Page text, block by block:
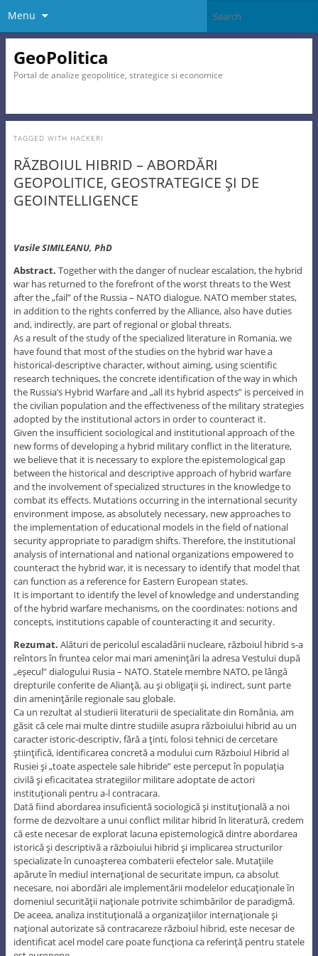
Menu
GeoPolitica
Portal de analize geopolitice, strategice si economice
TAGGED WITH HACKERI
RĂZBOIUL HIBRID – ABORDĂRI
GEOPOLITICE, GEOSTRATEGICE ŞI DE
GEOINTELLIGENCE
Vasile SIMILEANU, PhD
Abstract. Together with the danger of nuclear escalation, the hybrid
war has returned to the forefront of the worst threats to the West
after the „fail” of the Russia – NATO dialogue. NATO member states,
in addition to the rights conferred by the Alliance, also have duties
and, indirectly, are part of regional or global threats.
As a result of the study of the specialized literature in Romania, we
have found that most of the studies on the hybrid war have a
historical-descriptive character, without aiming, using scientific
research techniques, the concrete identification of the way in which
the Russia’s Hybrid Warfare and „all its hybrid aspects” is perceived in
the civilian population and the effectiveness of the military strategies
adopted by the institutional actors in order to counteract it.
Given the insufficient sociological and institutional approach of the
new forms of developing a hybrid military conflict in the literature,
we believe that it is necessary to explore the epistemological gap
between the historical and descriptive approach of hybrid warfare
and the involvement of specialized structures in the knowledge to
combat its effects. Mutations occurring in the international security
environment impose, as absolutely necessary, new approaches to
the implementation of educational models in the field of national
security appropriate to paradigm shifts. Therefore, the institutional
analysis of international and national organizations empowered to
counteract the hybrid war, it is necessary to identify that model that
can function as a reference for Eastern European states.
It is important to identify the level of knowledge and understanding
of the hybrid warfare mechanisms, on the coordinates: notions and
concepts, institutions capable of counteracting it and security.
Rezumat. Alături de pericolul escaladării nucleare, războiul hibrid s-a
reîntors în fruntea celor mai mari ameninţări la adresa Vestului după
„eşecul” dialogului Rusia – NATO. Statele membre NATO, pe lângă
drepturile conferite de Alianţă, au şi obligaţii şi, indirect, sunt parte
din ameninţările regionale sau globale.
Ca un rezultat al studierii literaturii de specialitate din România, am
găsit că cele mai multe dintre studiile asupra războiului hibrid au un
caracter istoric-descriptiv, fără a ţinti, folosi tehnici de cercetare
ştiinţifică, identificarea concretă a modului cum Războiul Hibrid al
Rusiei şi „toate aspectele sale hibride” este perceput în populaţia
civilă şi eficacitatea strategiilor militare adoptate de actori
instituţionali pentru a-l contracara.
Dată fiind abordarea insuficientă sociologică şi instituţională a noi
forme de dezvoltare a unui conflict militar hibrid în literatură, credem
că este necesar de explorat lacuna epistemologică dintre abordarea
istorică şi descriptivă a războiului hibrid şi implicarea structurilor
specializate în cunoaşterea combaterii efectelor sale. Mutaţiile
apărute în mediul internaţional de securitate impun, ca absolut
necesare, noi abordări ale implementării modelelor educaţionale în
domeniul securităţii naţionale potrivite schimbărilor de paradigmă.
De aceea, analiza instituţională a organizaţiilor internaţionale şi
naţional autorizate să contracareze războiul hibrid, este necesar de
identificat acel model care poate funcţiona ca referinţă pentru statele